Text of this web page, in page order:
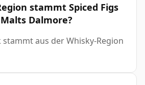
stammt Spiced Figs
Dalmore?
aus der Whisky-Region